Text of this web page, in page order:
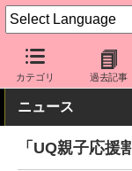
カテゴリ 過去記事
ケータイ Watch キ
ニュース
「UQ親子応援